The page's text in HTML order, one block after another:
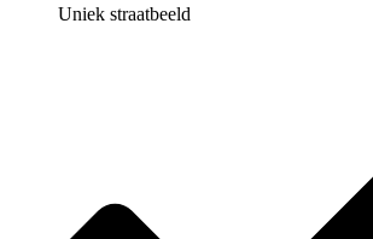
Uniek straatbeeld